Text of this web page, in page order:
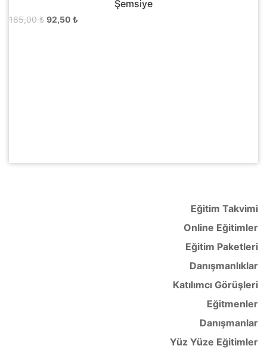
Şemsiye
185,00₺ Orijinal
92,50 ₺Şu
Eğitim Takvimi
Online Eğitimler
Eğitim Paketleri
Danışmanlıklar
Katılımcı Görüşleri
Eğitmenler
Danışmanlar
Yüz Yüze Eğitimler